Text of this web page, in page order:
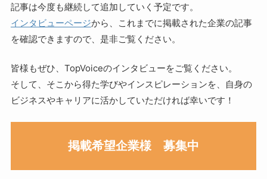
記事は今度も継続して追加していく予定です。
インタビューページから、これまでに掲載された企業の記事
を確認できますので、是非ご覧ください。
皆様もぜひ、TopVoiceのインタビューをご覧ください。
そして、そこから得た学びやインスピレーションを、自身の
ビジネスやキャリアに活かしていただければ幸いです！
掲載希望企業様 募集中